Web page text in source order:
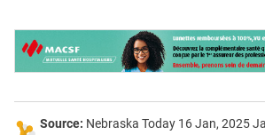
Source: Nebraska Today 16 Jan, 2025